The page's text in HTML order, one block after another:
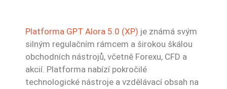
Platforma GPT Alora 5.0 (XP) je známá svým
silným regulačním rámcem a širokou škálou
obchodních nástrojů, včetně Forexu, CFD a
akcií. Platforma nabízí pokročilé
technologické nástroje a vzdělávací obsah na